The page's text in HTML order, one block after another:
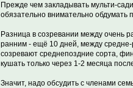
Прежде чем закладывать мульти-
обязательно внимательно обдумать
Разница в созревании между очень
ранним - ещё 10 дней, между
созревают среднепоздние сорта,
кушать только через 1-2 месяца
Значит, надо обсудить с членами